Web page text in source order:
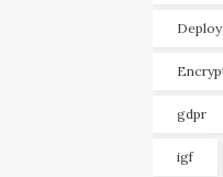
gdpr
igf